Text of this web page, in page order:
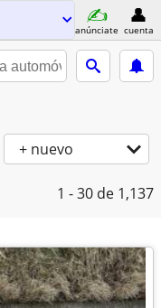
anúnciate cuenta
+ nuevo
1 - 30 de 1,137